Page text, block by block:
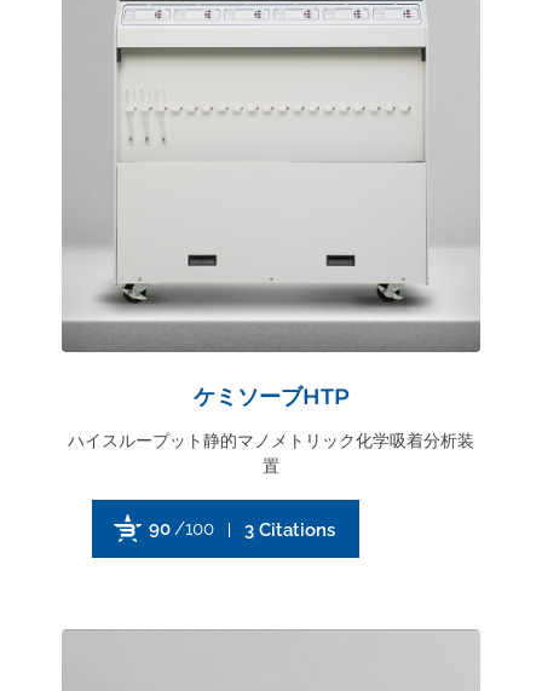
ケミソーブHTP
ハイスループット静的マノメトリック化学吸着分析装
置
90 /100 3 Citations